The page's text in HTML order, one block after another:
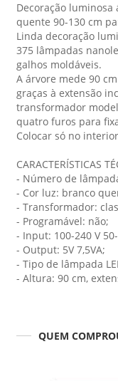
Decoração luminosa
quente 90-130 cm
Linda decoração
375 lâmpadas
galhos moldáveis.
A árvore mede 90
graças à extensão
transformador
quatro furos para
Colocar só no
CARACTERÍSTICAS
- Número de
- Cor luz: branco
- Transformador:
- Programável: não;
- Input: 100-240 V
- Output: 5V 7,5VA;
- Tipo de lâmpada
- Altura: 90 cm,
QUEM